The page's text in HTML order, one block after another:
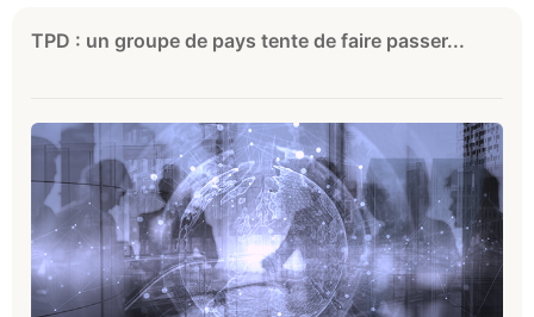
TPD : un groupe de pays tente de faire passer...